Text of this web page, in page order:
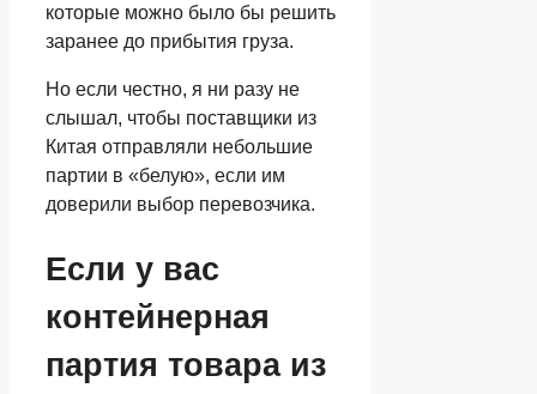
которые можно было бы решить
заранее до прибытия груза.
Но если честно, я ни разу не
слышал, чтобы поставщики из
Китая отправляли небольшие
партии в «белую», если им
доверили выбор перевозчика.
Если у вас
контейнерная
партия товара из